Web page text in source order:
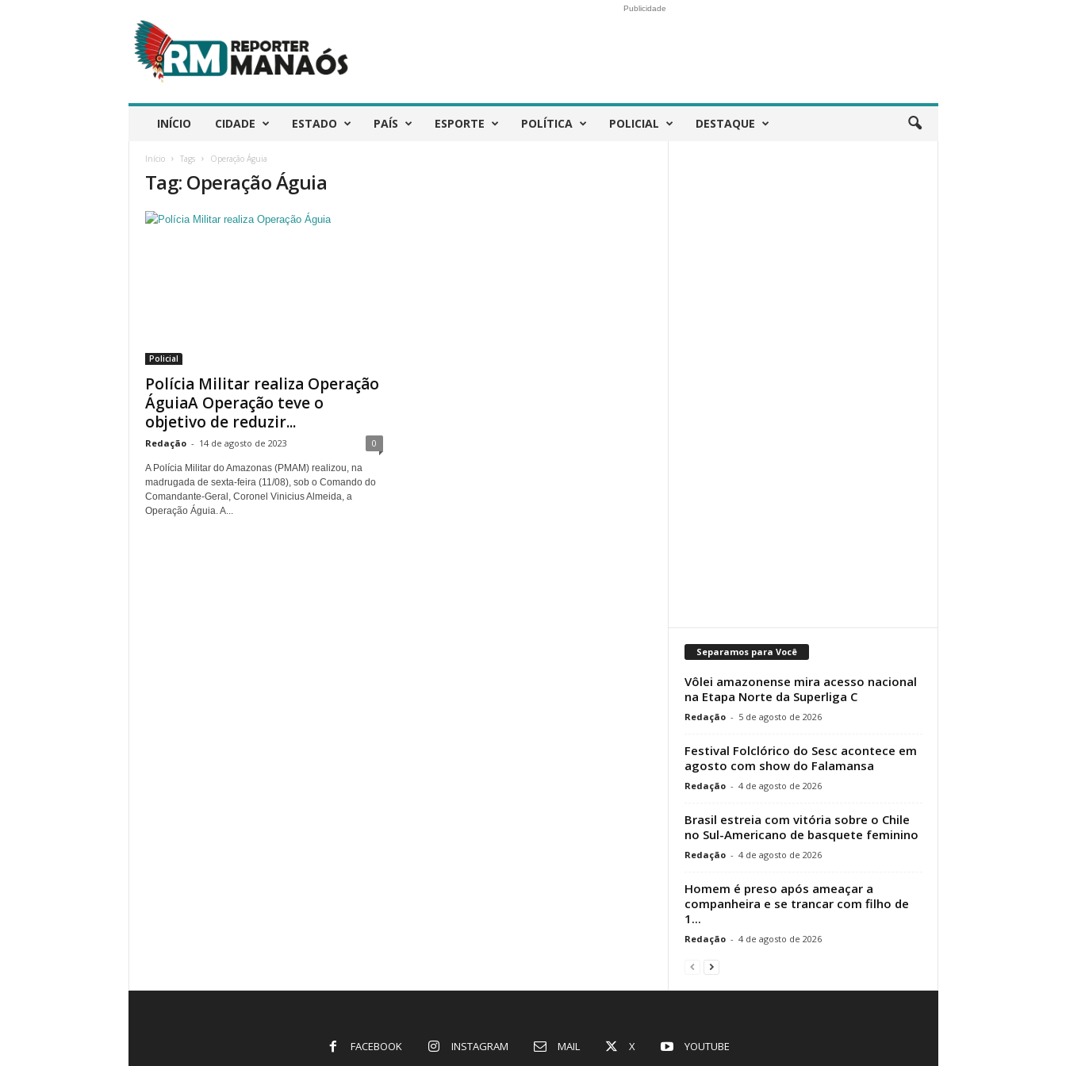
e
p
ó
Publicidade
INÍCIO CIDADE ESTADO PAÍS ESPORTE POLÍTICA POLICIAL DESTAQUE
Início Tags Operação Águia
Tag: Operação Águia
Policial
Polícia Militar realiza Operação
ÁguiaA Operação teve o
objetivo de reduzir...
Redação - 14 de agosto de 2023 0
A Polícia Militar do Amazonas (PMAM) realizou, na
madrugada de sexta-feira (11/08), sob o Comando do
Comandante-Geral, Coronel Vinicius Almeida, a
Operação Águia. A...
Separamos para Você
Vôlei amazonense mira acesso nacional
na Etapa Norte da Superliga C
Redação - 5 de agosto de 2026
Festival Folclórico do Sesc acontece em
agosto com show do Falamansa
Redação - 4 de agosto de 2026
Brasil estreia com vitória sobre o Chile
no Sul-Americano de basquete feminino
Redação - 4 de agosto de 2026
Homem é preso após ameaçar a
companheira e se trancar com filho de
1...
Redação - 4 de agosto de 2026
FACEBOOK INSTAGRAM MAIL X YOUTUBE